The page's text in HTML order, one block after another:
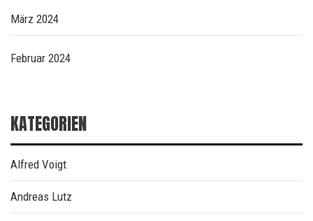
März 2024
Februar 2024
KATEGORIEN
Alfred Voigt
Andreas Lutz